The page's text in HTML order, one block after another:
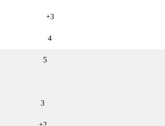
+3
4
5
3